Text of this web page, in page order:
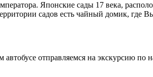
Японские сады 17 века,
садов есть чайный домик, где
отправляемся на экскурсию